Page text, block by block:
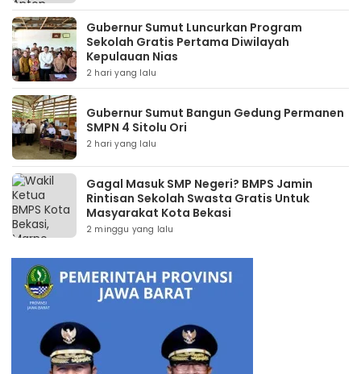
Gubernur Sumut Luncurkan Program
Sekolah Gratis Pertama Diwilayah
Kepulauan Nias
2 hari yang lalu
Gubernur Sumut Bangun Gedung Permanen
SMPN 4 Sitolu Ori
2 hari yang lalu
Gagal Masuk SMP Negeri? BMPS Jamin
Rintisan Sekolah Swasta Gratis Untuk
Masyarakat Kota Bekasi
2 minggu yang lalu